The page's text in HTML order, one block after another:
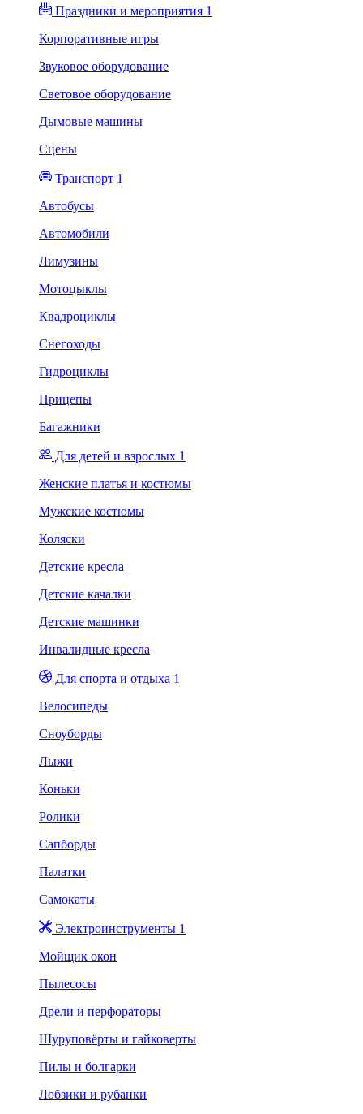
Праздники и мероприятия 1
Корпоративные игры
Звуковое оборудование
Световое оборудование
Дымовые машины
Сцены
Транспорт 1
Автобусы
Автомобили
Лимузины
Мотоцыклы
Квадроциклы
Снегоходы
Гидроциклы
Прицепы
Багажники
Для детей и взрослых 1
Женские платья и костюмы
Мужские костюмы
Коляски
Детские кресла
Детские качалки
Детские машинки
Инвалидные кресла
Для спорта и отдыха 1
Велосипеды
Сноуборды
Лыжи
Коньки
Ролики
Сапборды
Палатки
Самокаты
Электроинструменты 1
Мойщик окон
Пылесосы
Дрели и перфораторы
Шуруповёрты и гайковерты
Пилы и болгарки
Лобзики и рубанки